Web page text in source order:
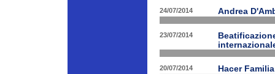
24/07/2014 Andrea
23/07/2014
20/07/2014 Hacer